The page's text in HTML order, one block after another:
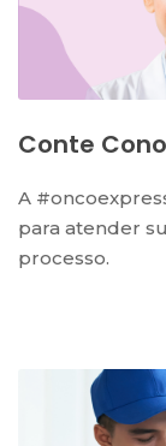
Conte
A
para atender
processo.